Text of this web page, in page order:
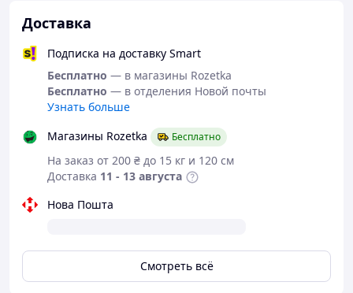
Инструкции по уходу:
• Ручная или машинная стирка при температуре
не выше 40°С;
• При стирке не использовать средства,
• Не гладить;
Как правильно выбрать наматрасник: мы
рекомендуем выбирать согласно размера
вашего матраса или спального места.
Доставка
Подписка на доставку Smart
Бесплатно — в магазины Rozetka
Бесплатно — в отделения Новой почты
Узнать больше
Магазины Rozetka
Бесплатно
На заказ от 200 ₴ до 15 кг и 120 см
Доставка 11 - 13 августа
Нова Пошта
Смотреть всё